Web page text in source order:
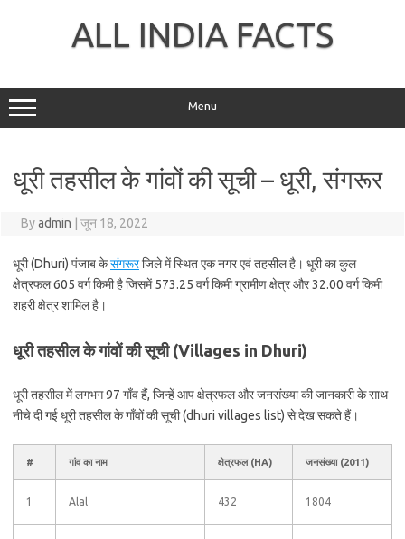
ALL INDIA FACTS
Menu
धूरी तहसील के गांवों की सूची – धूरी, संगरूर
Byadmin जून 18, 2022
धूरी (Dhuri) पंजाब केसंगरूरजिले में स्थित एक नगर एवं तहसील है। धूरी का कुल
क्षेत्रफल 605 वर्ग किमी है जिसमें 573.25 वर्ग किमी ग्रामीण क्षेत्र और 32.00 वर्ग किमी
शहरी क्षेत्र शामिल है।
धूरी तहसील के गांवों की सूची (Villages in Dhuri)
धूरी तहसील में लगभग 97 गाँव हैं, जिन्हें आप क्षेत्रफल और जनसंख्या की जानकारी के साथ
नीचे दी गई धूरी तहसील के गाँवों की सूची (dhuri villages list) से देख सकते हैं।
# गांव का नाम क्षेत्रफल (HA) जनसंख्या (2011)
1 Alal 432 1804